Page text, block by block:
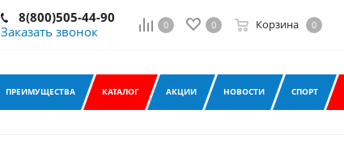
8(800)505-44-90
Заказать звонок
0 0 Корзина 0
ПРЕИМУЩЕСТВА КАТАЛОГ АКЦИИ НОВОСТИ СПОРТ